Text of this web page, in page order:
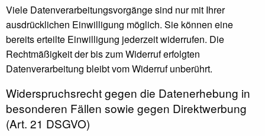
Viele Datenverarbeitungsvorgänge sind nur mit Ihrer
ausdrücklichen Einwilligung möglich. Sie können eine
bereits erteilte Einwilligung jederzeit widerrufen. Die
Rechtmäßigkeit der bis zum Widerruf erfolgten
Datenverarbeitung bleibt vom Widerruf unberührt.
Widerspruchsrecht gegen die Datenerhebung in
besonderen Fällen sowie gegen Direktwerbung
(Art. 21 DSGVO)